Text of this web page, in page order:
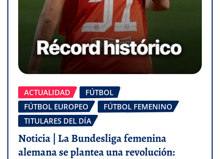
ACTUALIDAD
FÚTBOL
FÚTBOL EUROPEO
FÚTBOL FEMENINO
TITULARES DEL DÍA
Noticia | La Bundesliga femenina
alemana se plantea una revolución: